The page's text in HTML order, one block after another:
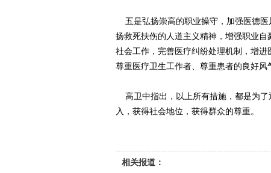
五是弘扬崇高的职业操守，加强医德医
扬救死扶伤的人道主义精神，增强职业
社会工作，完善医疗纠纷处理机制，增进
尊重医疗卫生工作者、尊重患者的良好风
高卫中指出，以上所有措施，都是为了
入，获得社会地位，获得群众的尊重。
相关报道：